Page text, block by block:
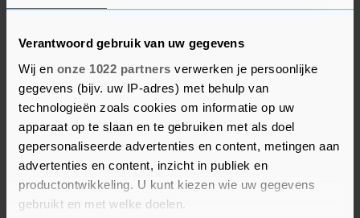
Verantwoord gebruik van uw gegevens
Wij en onze 1022 partners verwerken je persoonlijke
gegevens (bijv. uw IP-adres) met behulp van
technologieën zoals cookies om informatie op uw
apparaat op te slaan en te gebruiken met als doel
gepersonaliseerde advertenties en content, metingen aan
advertenties en content, inzicht in publiek en
productontwikkeling. U kunt kiezen wie uw gegevens
gebruikt en met welke doelen.